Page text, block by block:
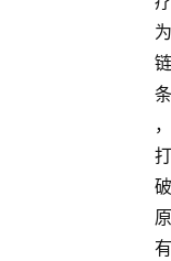
为
链
条
，
打
破
原
有